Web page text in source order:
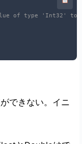
of type 'Int32'
できない。イニ